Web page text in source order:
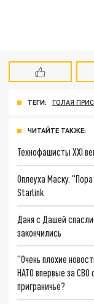
ТЕГИ: ГОЛАЯ
ЧИТАЙТЕ ТАКЖЕ:
Технофашисты XXI
Оплеуха Маску.
Starlink
Даня с Дашей
закончились
"Очень плохие
НАТО впервые за СВО
приграничье?